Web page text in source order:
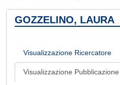
GOZZELINO, LAURA
Visualizzazione Ricercatore
Visualizzazione Pubblicazione